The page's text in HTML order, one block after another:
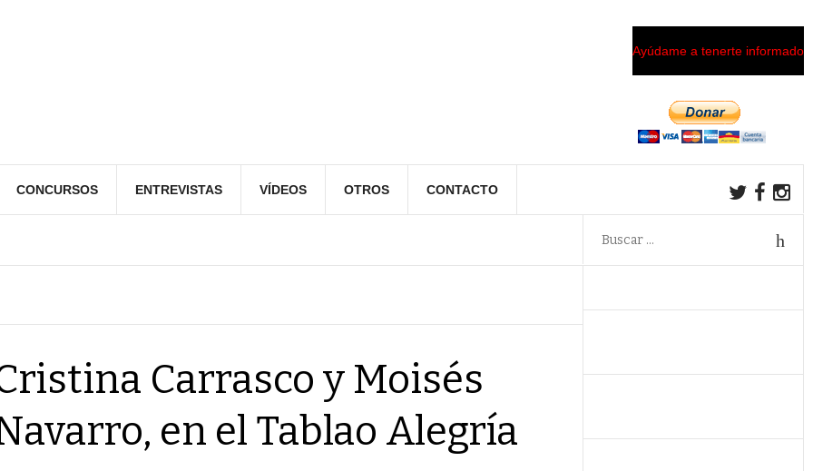
Ayúdame a tenerte informado
CONCURSOS ENTREVISTAS VÍDEOS OTROS CONTACTO
Carrasco y Moisés
en el Tablao Alegría